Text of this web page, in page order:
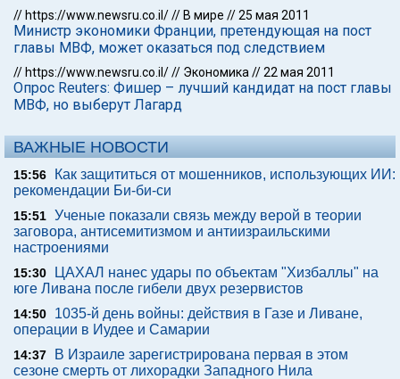
// https://www.newsru.co.il/// В мире //25 мая 2011
Министр экономики Франции, претендующая на пост
главы МВФ, может оказаться под следствием
// https://www.newsru.co.il/// Экономика //22 мая 2011
Опрос Reuters: Фишер – лучший кандидат на пост главы
МВФ, но выберут Лагард
ВАЖНЫЕ НОВОСТИ
15:56
Как защититься от мошенников, использующих ИИ:
рекомендации Би-би-си
15:51 Ученые показали связь между верой в теории
заговора, антисемитизмом и антиизраильскими
настроениями
15:30
ЦАХАЛ нанес удары по объектам "Хизбаллы" на
юге Ливана после гибели двух резервистов
14:50
1035-й день войны: действия в Газе и Ливане,
операции в Иудее и Самарии
14:37
В Израиле зарегистрирована первая в этом
сезоне смерть от лихорадки Западного Нила